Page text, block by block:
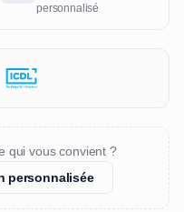
personnalisé
qui vous convient ?
personnalisée